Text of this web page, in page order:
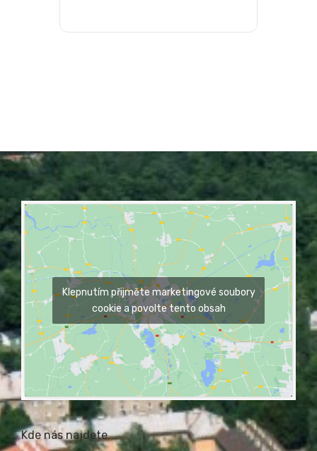
Klepnutím přijměte marketingové soubory
cookie a povolte tento obsah
Kde nás najdete